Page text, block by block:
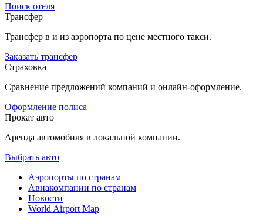
Поиск отеля
Трансфер
Трансфер в и из аэропорта по цене местного такси.
Заказать трансфер
Страховка
Сравнение предложений компаний и онлайн-оформление.
Оформление полиса
Прокат авто
Аренда автомобиля в локальной компании.
Выбрать авто
Аэропорты по странам
Авиакомпании по странам
Новости
World Airport Map